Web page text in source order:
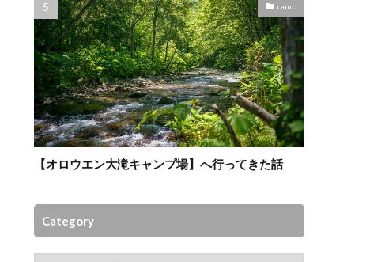
camp
【オロウエン大滝キャンプ場】へ行ってきた話
Category